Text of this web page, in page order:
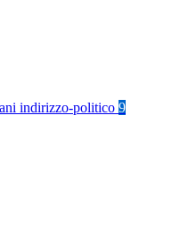
indirizzo-politico 9